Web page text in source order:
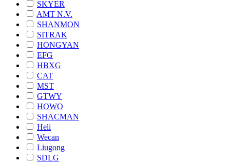
SKYER
AMT N.V.
SHANMON
SITRAK
HONGYAN
EFG
HBXG
CAT
MST
GTWY
HOWO
SHACMAN
Heli
Wecan
Liugong
SDLG